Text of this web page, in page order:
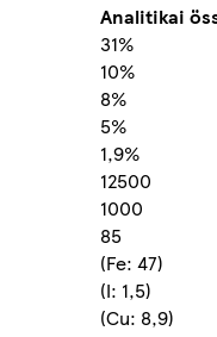
Analitikai
31%
10%
8%
5%
1,9%
12500
1000
85
(Fe: 47)
(I: 1,5)
(Cu: 8,9)